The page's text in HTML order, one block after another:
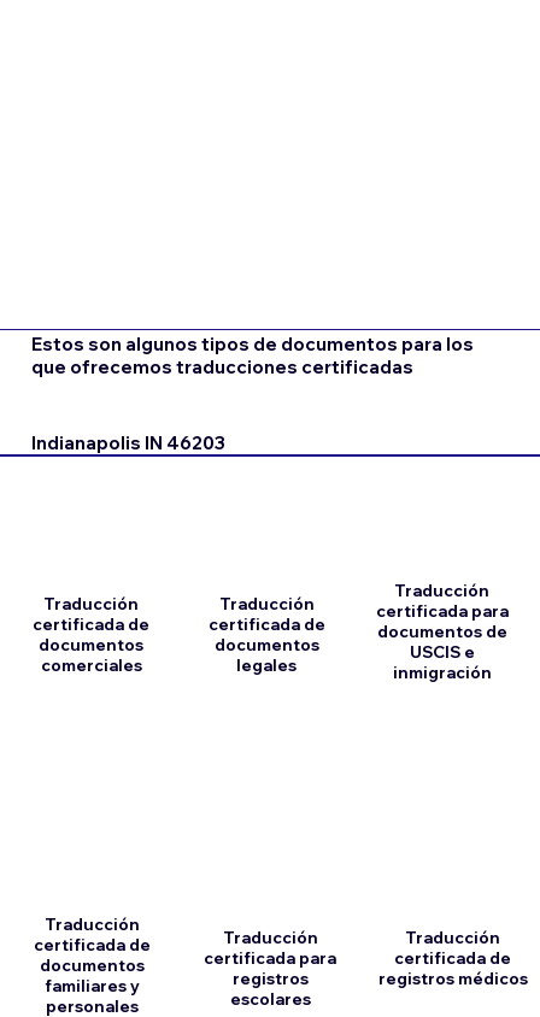
Estos son algunos tipos de documentos para los
que ofrecemos traducciones certificadas
Indianapolis IN 46203
Traducción
certificada de
documentos
comerciales
Traducción
certificada de
documentos
familiares y
personales
Traducción
certificada de
documentos
legales
Traducción
certificada para
registros
escolares
Traducción
certificada para
documentos de
USCIS e
inmigración
Traducción
certificada de
registros médicos